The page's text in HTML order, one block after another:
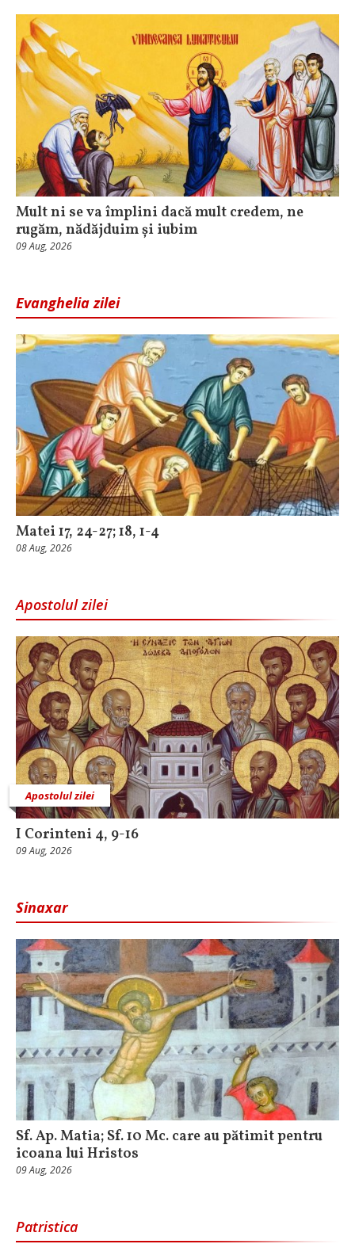
Mult ni se va împlini dacă mult credem, ne
rugăm, nădăjduim și iubim
09 Aug, 2026
Evanghelia zilei
Matei 17, 24-27; 18, 1-4
08 Aug, 2026
Apostolul zilei
Apostolul zilei
I Corinteni 4, 9-16
09 Aug, 2026
Sinaxar
Sf. Ap. Matia; Sf. 10 Mc. care au pătimit pentru
icoana lui Hristos
09 Aug, 2026
Patristica